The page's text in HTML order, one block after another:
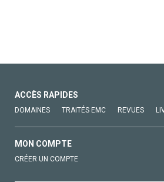
ACCÈS RAPIDES
DOMAINES TRAITÉS EMC REVUES
MON COMPTE
CRÉER UN COMPTE